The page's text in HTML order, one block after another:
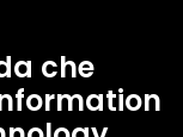
che